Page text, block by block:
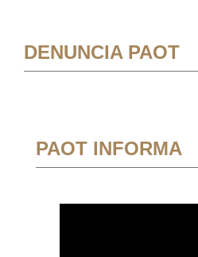
DENUNCIA PAOT
PAOT INFORMA